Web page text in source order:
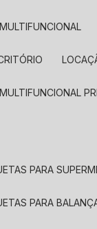
PARA
PARA